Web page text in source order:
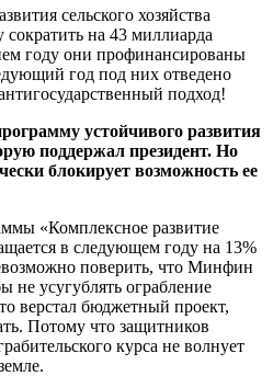
сельского хозяйства
на 43 миллиарда
году они профинансированы
год под них отведено
подход!
устойчивого развития
поддержал президент. Но
блокирует возможность ее
«Комплексное развитие
в следующем году на 13%
поверить, что Минфин
не усугублять ограбление
верстал бюджетный проект,
Потому что защитников
курса не волнует